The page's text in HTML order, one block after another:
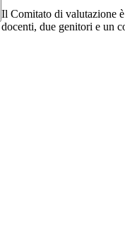
Il Comitato di valutazione
docenti, due genitori e un